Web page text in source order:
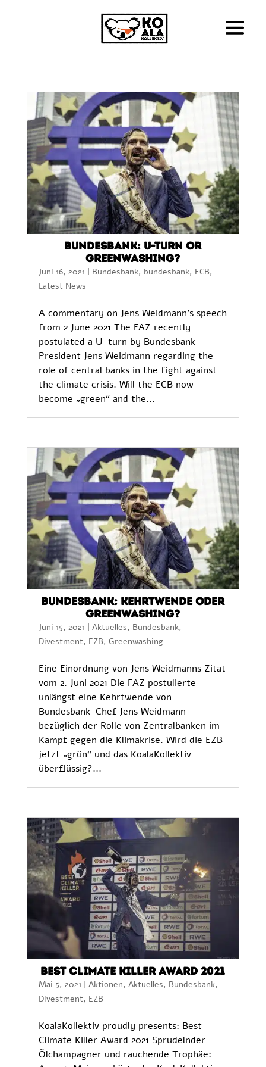
Bundesbank: U-turn or
Greenwashing?
Juni 16, 2021 | Bundesbank, bundesbank, ECB,
Latest News
A commentary on Jens Weidmann’s speech
from 2 June 2021 The FAZ recently
postulated a U-turn by Bundesbank
President Jens Weidmann regarding the
role of central banks in the fight against
the climate crisis. Will the ECB now
become „green“ and the...
Bundesbank: Kehrtwende oder
Greenwashing?
Juni 15, 2021 | Aktuelles, Bundesbank,
Divestment, EZB, Greenwashing
Eine Einordnung von Jens Weidmanns Zitat
vom 2. Juni 2021 Die FAZ postulierte
unlängst eine Kehrtwende von
Bundesbank-Chef Jens Weidmann
bezüglich der Rolle von Zentralbanken im
Kampf gegen die Klimakrise. Wird die EZB
jetzt „grün“ und das KoalaKollektiv
überflüssig?...
Best Climate Killer Award 2021
Mai 5, 2021 | Aktionen, Aktuelles, Bundesbank,
Divestment, EZB
KoalaKollektiv proudly presents: Best
Climate Killer Award 2021 Sprudelnder
Ölchampagner und rauchende Trophäe: